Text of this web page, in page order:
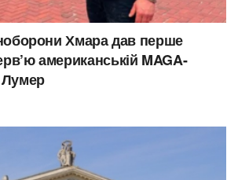
Хмара дав перше
американській MAGA-
Лумер